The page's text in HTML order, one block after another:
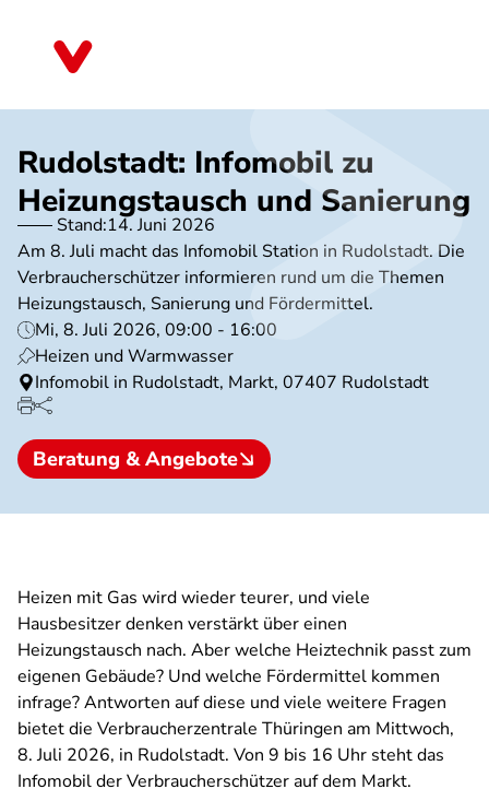
Rudolstadt: Infomobil zu
Heizungstausch und Sanierung
Stand:14. Juni 2026
Am 8. Juli macht das Infomobil Station in Rudolstadt. Die
Verbraucherschützer informieren rund um die Themen
Heizungstausch, Sanierung und Fördermittel.
Mi, 8. Juli 2026, 09:00 - 16:00
Heizen und Warmwasser
Infomobil in Rudolstadt, Markt, 07407 Rudolstadt
Beratung & Angebote
Heizen mit Gas wird wieder teurer, und viele
Hausbesitzer denken verstärkt über einen
Heizungstausch nach. Aber welche Heiztechnik passt zum
eigenen Gebäude? Und welche Fördermittel kommen
infrage? Antworten auf diese und viele weitere Fragen
bietet die Verbraucherzentrale Thüringen am Mittwoch,
8. Juli 2026, in Rudolstadt. Von 9 bis 16 Uhr steht das
Infomobil der Verbraucherschützer auf dem Markt.